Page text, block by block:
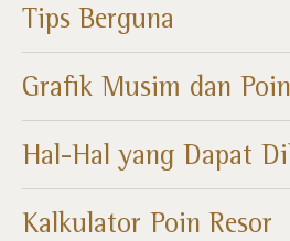
Tips Berguna
Grafik Musim dan Poin​
Hal-Hal yang Dapat
Kalkulator Poin Resor​